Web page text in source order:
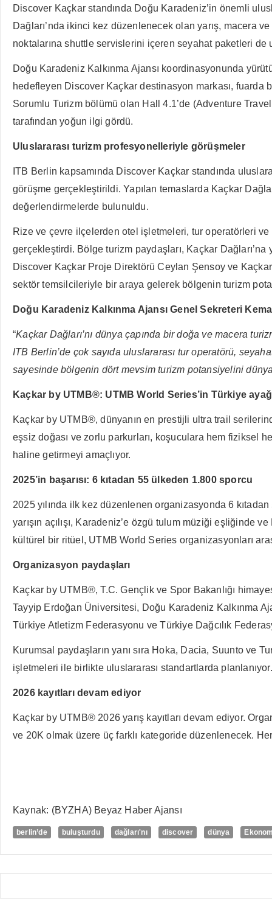
Discover Kaçkar standında Doğu Karadeniz’in önemli
Dağları’nda ikinci kez düzenlenecek olan yarış, macera
noktalarına shuttle servislerini içeren seyahat paketleri de
Doğu Karadeniz Kalkınma Ajansı koordinasyonunda
hedefleyen Discover Kaçkar destinasyon markası, fuarda
Sorumlu Turizm bölümü olan Hall 4.1’de (Adventure
tarafından yoğun ilgi gördü.
Uluslararası turizm profesyonelleriyle görüşmeler
ITB Berlin kapsamında Discover Kaçkar standında
görüşme gerçekleştirildi. Yapılan temaslarda Kaçkar
değerlendirmelerde bulunuldu.
Rize ve çevre ilçelerden otel işletmeleri, tur operatörleri
gerçekleştirdi. Bölge turizm paydaşları, Kaçkar
Discover Kaçkar Proje Direktörü Ceylan Şensoy ve
sektör temsilcileriyle bir araya gelerek bölgenin turizm
Doğu Karadeniz Kalkınma Ajansı Genel Sekreteri
“Kaçkar Dağları’nı dünya çapında bir doğa ve macera
ITB Berlin’de çok sayıda uluslararası tur operatörü,
sayesinde bölgenin dört mevsim turizm potansiyelini
Kaçkar by UTMB®: UTMB World Series’in Türkiye
Kaçkar by UTMB®, dünyanın en prestijli ultra trail
eşsiz doğası ve zorlu parkurları, koşuculara hem fiziksel
haline getirmeyi amaçlıyor.
2025’in başarısı: 6 kıtadan 55 ülkeden 1.800 sporcu
2025 yılında ilk kez düzenlenen organizasyonda 6
yarışın açılışı, Karadeniz’e özgü tulum müziği eşliğinde
kültürel bir ritüel, UTMB World Series organizasyonları
Organizasyon paydaşları
Kaçkar by UTMB®, T.C. Gençlik ve Spor Bakanlığı
Tayyip Erdoğan Üniversitesi, Doğu Karadeniz Kalkınma
Türkiye Atletizm Federasyonu ve Türkiye Dağcılık
Kurumsal paydaşların yanı sıra Hoka, Dacia, Suunto ve
işletmeleri ile birlikte uluslararası standartlarda planlanıyor.
2026 kayıtları devam ediyor
Kaçkar by UTMB® 2026 yarış kayıtları devam ediyor.
ve 20K olmak üzere üç farklı kategoride düzenlenecek.
Kaynak: (BYZHA) Beyaz Haber Ajansı
berlin’de buluşturdu dağları'nı discover dünya